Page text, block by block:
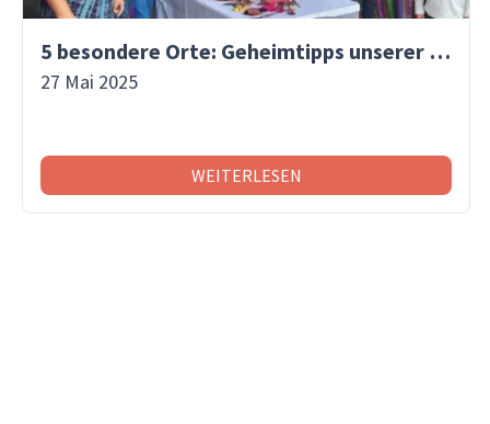
5 besondere Orte: Geheimtipps unserer Reisespezialistinnen!
27 Mai 2025
WEITERLESEN